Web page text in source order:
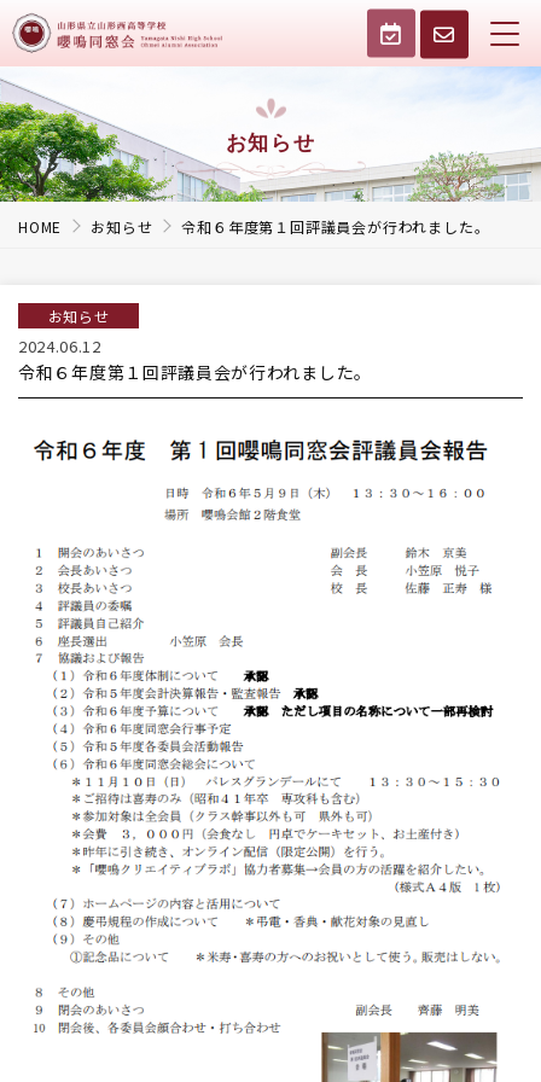
お知らせ
HOME お知らせ 令和６年度第１回評議員会が行われました。
お知らせ
2024.06.12
令和６年度第１回評議員会が行われました。